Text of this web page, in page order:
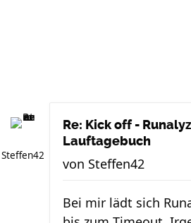
Steffen42
Re: Kick off -
Lauftagebuch
von Steffen42
Bei mir lädt sich